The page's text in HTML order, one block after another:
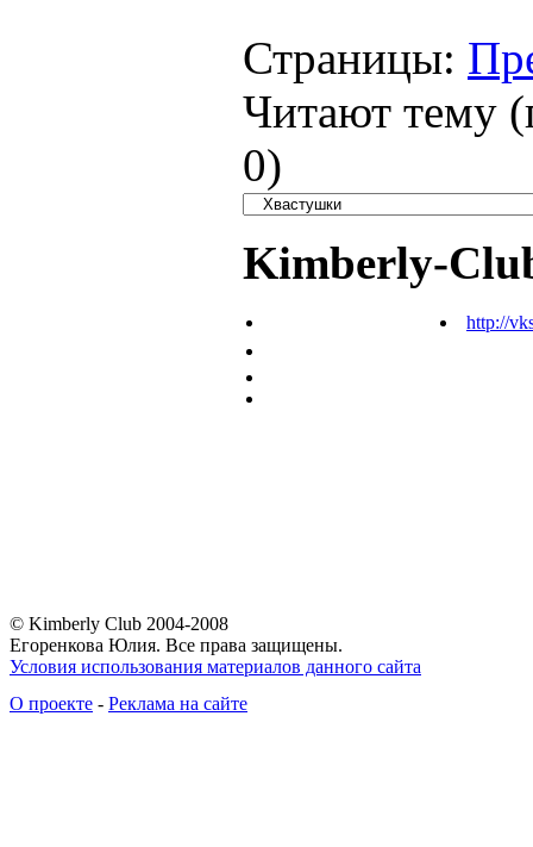
Страницы:
Читают тему
0)
Kimberly-
http://
© Kimberly Club 2004-2008
Егоренкова Юлия. Все права защищены.
Условия использования материалов данного сайта
О проекте - Реклама на сайте